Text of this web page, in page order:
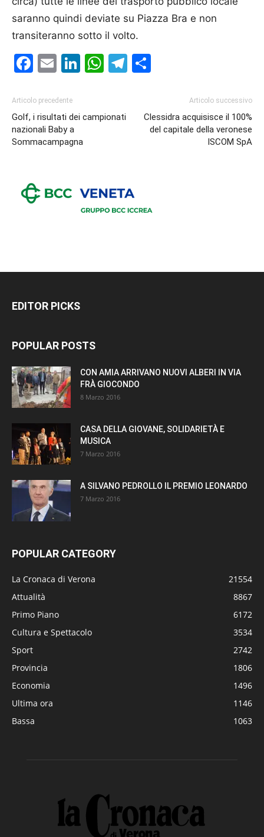
saranno quindi deviate su Piazza Bra e non
transiteranno sotto il volto.
Facebook
EmailLinkedIn
WhatsApp
Telegram
Articolo precedente
Golf, i risultati dei campionati
nazionali Baby a
Sommacampagna
Articolo successivo
Clessidra acquisisce il 100%
del capitale della veronese
ISCOM SpA
EDITOR PICKS
POPULAR POSTS
CON AMIA ARRIVANO NUOVI ALBERI IN VIA
FRÀ GIOCONDO
8 Marzo 2016
CASA DELLA GIOVANE, SOLIDARIETÀ E
MUSICA
7 Marzo 2016
A SILVANO PEDROLLO IL PREMIO LEONARDO
7 Marzo 2016
POPULAR CATEGORY
La Cronaca di Verona
21554
Attualità
8867
Primo Piano
6172
Cultura e Spettacolo
3534
Sport
2742
Provincia
1806
Economia
1496
Ultima ora
1146
Bassa
1063